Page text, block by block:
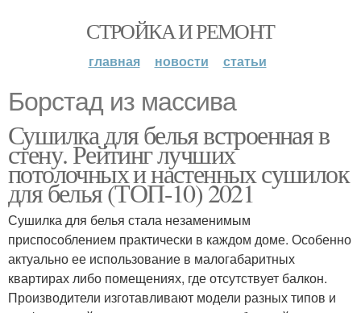
СТРОЙКА И РЕМОНТ
главная новости статьи
Борстад из массива
Сушилка для белья встроенная в
стену. Рейтинг лучших
потолочных и настенных сушилок
для белья (ТОП-10) 2021
Сушилка для белья стала незаменимым
приспособлением практически в каждом доме. Особенно
актуально ее использование в малогабаритных
квартирах либо помещениях, где отсутствует балкон.
Производители изготавливают модели разных типов и